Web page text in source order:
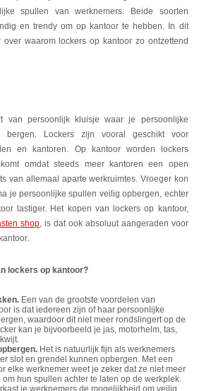
spullen van werknemers. Beide soorten
en trendy om op kantoor te hebben. In dit
waarom lockers op kantoor zo ontzettend
van persoonlijk kluisje waar je persoonlijke
Lockers zijn vooral geschikt voor
en kantoren. Op kantoor worden lockers
omdat steeds meer kantoren een open
van allemaal aparte werkruimtes. Vroeger kon
je persoonlijke spullen veilig opbergen, echter
lastiger. Het kopen van lockers op kantoor,
shop, is dat ook absoluut aangeraden voor
lockers op kantoor?
Een van de grootste voordelen van
is dat iedereen zijn of haar persoonlijke
waardoor dit niet meer rondslingert op de
kan je bijvoorbeeld je jas, motorhelm, tas,
Het is natuurlijk fijn als werknemers
slot en grendel kunnen opbergen. Met een
elke werknemer weet je zeker dat ze niet meer
hun spullen achter te laten op de werkplek.
je werknemers de mogelijkheid om veilig